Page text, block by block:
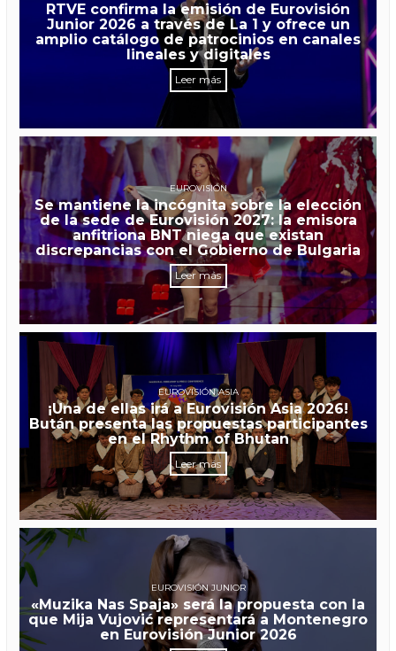
RTVE confirma la emisión de Eurovisión
Junior 2026 a través de La 1 y ofrece un
amplio catálogo de patrocinios en canales
lineales y digitales
Leer más
EUROVISIÓN
Se mantiene la incógnita sobre la elección
de la sede de Eurovisión 2027: la emisora
anfitriona BNT niega que existan
discrepancias con el Gobierno de Bulgaria
Leer más
EUROVISIÓN ASIA
¡Una de ellas irá a Eurovisión Asia 2026!
Bután presenta las propuestas participantes
en el Rhythm of Bhutan
Leer más
EUROVISIÓN JUNIOR
«Muzika Nas Spaja» será la propuesta con la
que Mija Vujović representará a Montenegro
en Eurovisión Junior 2026